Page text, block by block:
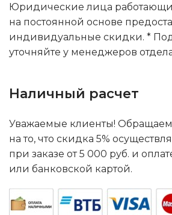
Юридические лица
на постоянной основе
индивидуальные скидки. *
уточняйте у менеджеров
Наличный расчет
Уважаемые клиенты!
на то, что скидка 5%
при заказе от 5 000 руб. и
или банковской картой.